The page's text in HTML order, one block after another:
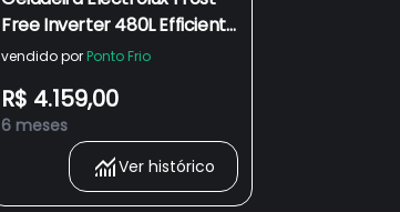
Free Inverter 480L Efficient
com AutoSense Smart
automático
vendido por Ponto Frio
R$ 4.159,00
6 meses
Ver histórico